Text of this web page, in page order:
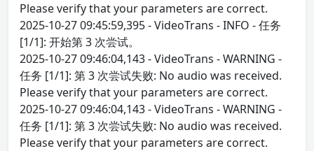
Please verify that your parameters are correct.
2025-10-27 09:45:59,395 - VideoTrans - INFO - 任务
[1/1]: 开始第 3 次尝试。
2025-10-27 09:46:04,143 - VideoTrans - WARNING -
任务 [1/1]: 第 3 次尝试失败: No audio was received.
Please verify that your parameters are correct.
2025-10-27 09:46:04,143 - VideoTrans - WARNING -
任务 [1/1]: 第 3 次尝试失败: No audio was received.
Please verify that your parameters are correct.